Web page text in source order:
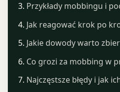
Przykłady mobbingu i
Jak reagować krok po
Jakie dowody warto
Co grozi za mobbing w
Najczęstsze błędy i jak